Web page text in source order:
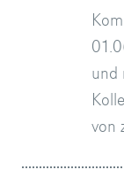
und
von